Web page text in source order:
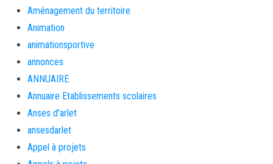
Aménagement du territoire
Animation
animationsportive
annonces
ANNUAIRE
Annuaire Etablissements scolaires
Anses d'arlet
ansesdarlet
Appel à projets